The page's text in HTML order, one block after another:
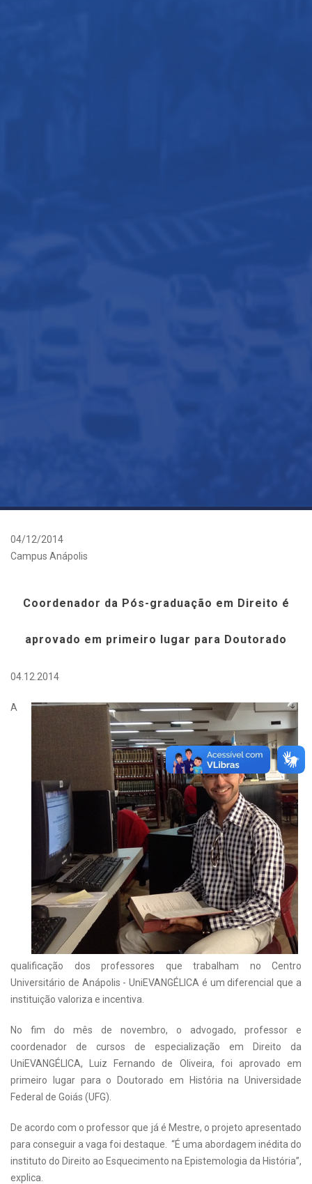
04/12/2014
Campus Anápolis
Coordenador da Pós-graduação em Direito é
aprovado em primeiro lugar para Doutorado
04.12.2014
A
qualificação dos professores que trabalham no Centro
Universitário de Anápolis - UniEVANGÉLICA é um diferencial que a
instituição valoriza e incentiva.
No fim do mês de novembro, o advogado, professor e
coordenador de cursos de especialização em Direito da
UniEVANGÉLICA, Luiz Fernando de Oliveira, foi aprovado em
primeiro lugar para o Doutorado em História na Universidade
Federal de Goiás (UFG).
De acordo com o professor que já é Mestre, o projeto apresentado
para conseguir a vaga foi destaque. “É uma abordagem inédita do
instituto do Direito ao Esquecimento na Epistemologia da História”,
explica.